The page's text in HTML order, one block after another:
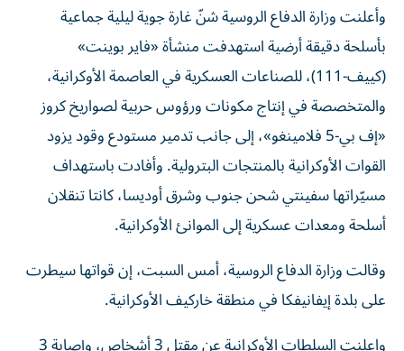
وأعلنت وزارة الدفاع الروسية شنّ غارة جوية ليلية جماعية
بأسلحة دقيقة أرضية استهدفت منشأة «فاير بوينت»
(كييف-111)، للصناعات العسكرية في العاصمة الأوكرانية،
والمتخصصة في إنتاج مكونات ورؤوس حربية لصواريخ كروز
«إف بي-5 فلامينغو»، إلى جانب تدمير مستودع وقود يزود
القوات الأوكرانية بالمنتجات البترولية. وأفادت باستهداف
مسيّراتها سفينتي شحن جنوب وشرق أوديسا، كانتا تنقلان
أسلحة ومعدات عسكرية إلى الموانئ الأوكرانية.
و​قالت وزارة ‌الدفاع ‌الروسية، أمس السبت، ‌إن قواتها سيطرت
على بلدة إيفانيفكا ​في منطقة ‌خاركيف الأوكرانية.